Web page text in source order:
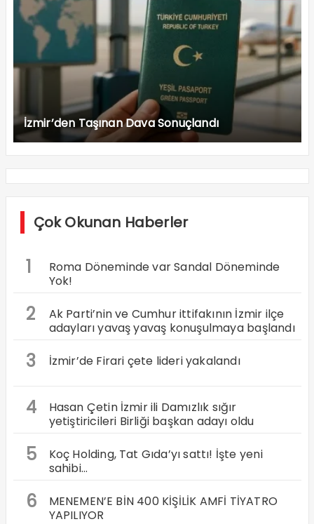
İzmir’den Taşınan Dava Sonuçlandı
Çok Okunan Haberler
1
Roma Döneminde var Sandal Döneminde
Yok!
2
Ak Parti’nin ve Cumhur ittifakının İzmir ilçe
adayları yavaş yavaş konuşulmaya başlandı
3 İzmir’de Firari çete lideri yakalandı
4
Hasan Çetin İzmir ili Damızlık sığır
yetiştiricileri Birliği başkan adayı oldu
5
Koç Holding, Tat Gıda’yı sattı! İşte yeni
sahibi…
6
MENEMEN’E BİN 400 KİŞİLİK AMFİ TİYATRO
YAPILIYOR